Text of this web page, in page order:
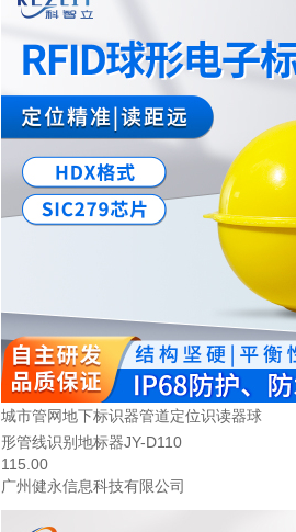
城市管网地下标识器管道定位识读器球
形管线识别地标器JY-D110
115.00
广州健永信息科技有限公司